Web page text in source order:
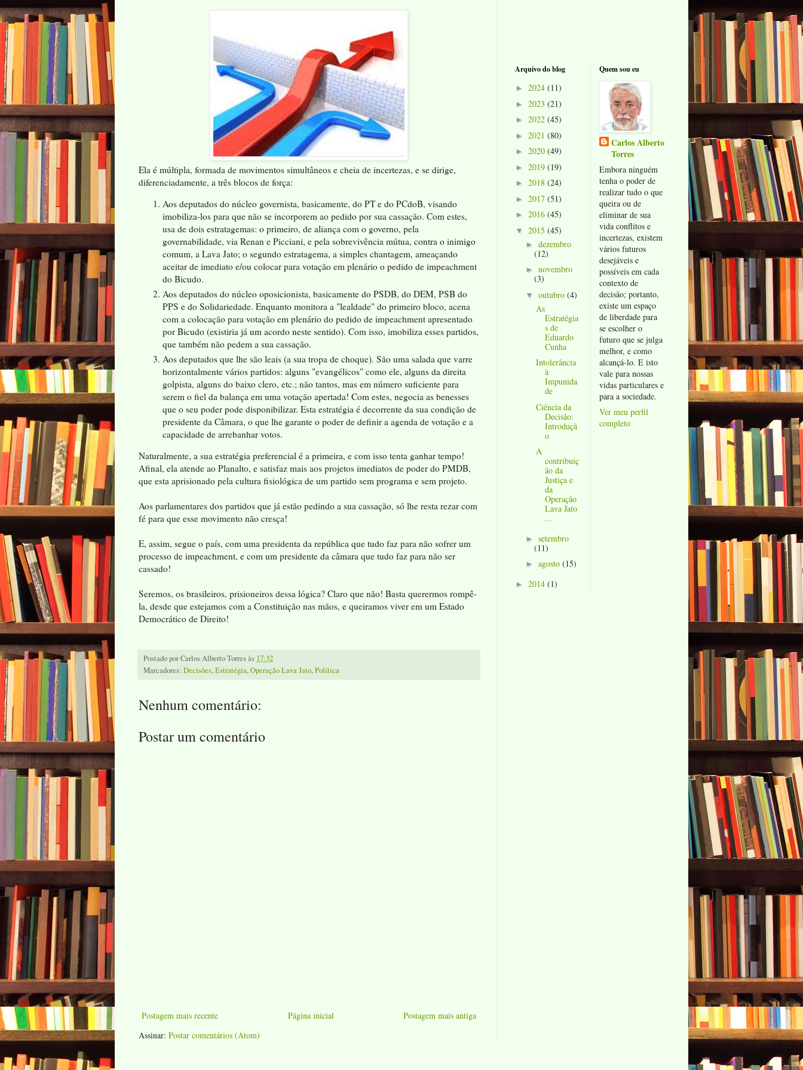
Ela é múltipla, formada de movimentos simultâneos e cheia de incertezas, e se dirige,
diferenciadamente, a três blocos de força:
Aos deputados do núcleo governista, basicamente, do PT e do PCdoB, visando
imobiliza-los para que não se incorporem ao pedido por sua cassação. Com estes,
usa de dois estratagemas: o primeiro, de aliança com o governo, pela
governabilidade, via Renan e Picciani, e pela sobrevivência mútua, contra o inimigo
comum, a Lava Jato; o segundo estratagema, a simples chantagem, ameaçando
aceitar de imediato e/ou colocar para votação em plenário o pedido de impeachment
do Bicudo.
Aos deputados do núcleo oposicionista, basicamente do PSDB, do DEM, PSB do
PPS e do Solidariedade. Enquanto monitora a "lealdade" do primeiro bloco, acena
com a colocação para votação em plenário do pedido de impeachment apresentado
por Bicudo (existiria já um acordo neste sentido). Com isso, imobiliza esses partidos,
que também não pedem a sua cassação.
Aos deputados que lhe são leais (a sua tropa de choque). São uma salada que varre
horizontalmente vários partidos: alguns "evangélicos" como ele, alguns da direita
golpista, alguns do baixo clero, etc.; não tantos, mas em número suficiente para
serem o fiel da balança em uma votação apertada! Com estes, negocia as benesses
que o seu poder pode disponibilizar. Esta estratégia é decorrente da sua condição de
presidente da Câmara, o que lhe garante o poder de definir a agenda de votação e a
capacidade de arrebanhar votos.
Naturalmente, a sua estratégia preferencial é a primeira, e com isso tenta ganhar tempo!
Afinal, ela atende ao Planalto, e satisfaz mais aos projetos imediatos de poder do PMDB,
que esta aprisionado pela cultura fisiológica de um partido sem programa e sem projeto.
Aos parlamentares dos partidos que já estão pedindo a sua cassação, só lhe resta rezar com
fé para que esse movimento não cresça!
E, assim, segue o país, com uma presidenta da república que tudo faz para não sofrer um
processo de impeachment, e com um presidente da câmara que tudo faz para não ser
cassado!
Seremos, os brasileiros, prisioneiros dessa lógica? Claro que não! Basta querermos rompê-
la, desde que estejamos com a Constituição nas mãos, e queiramos viver em um Estado
Democrático de Direito!
Postado porCarlos Alberto Torresàs 17:32
Marcadores: Decisões,Estratégia,Operação Lava Jato,Política
Nenhum comentário:
Postar um comentário
Postagem mais recente Postagem mais antiga
Página inicial
Assinar: Postar comentários (Atom)
Arquivo do blog
► 2024 (11)
► 2023 (21)
► 2022 (45)
► 2021 (80)
► 2020 (49)
► 2019 (19)
► 2018 (24)
► 2017 (51)
► 2016 (45)
▼ 2015 (45)
► dezembro
(12)
► novembro
(3)
▼ outubro (4)
As
Estratégia
s de
Eduardo
Cunha
Intolerância
à
Impunida
de
Ciência da
Decisão:
Introduçã
o
A
contribuiç
ão da
Justiça e
da
Operação
Lava Jato
...
► setembro
(11)
► agosto (15)
► 2014 (1)
Quem sou eu
Carlos Alberto
Torres
Embora ninguém
tenha o poder de
realizar tudo o que
queira ou de
eliminar de sua
vida conflitos e
incertezas, existem
vários futuros
desejáveis e
possíveis em cada
contexto de
decisão; portanto,
existe um espaço
de liberdade para
se escolher o
futuro que se julga
melhor, e como
alcançá-lo. E isto
vale para nossas
vidas particulares e
para a sociedade.
Ver meu perfil
completo